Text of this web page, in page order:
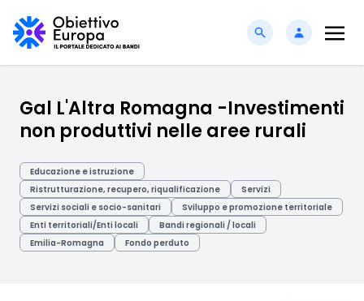
Gal L'Altra Romagna -Investimenti
non produttivi nelle aree rurali
Educazione e istruzione
Ristrutturazione, recupero, riqualificazione
Servizi
Servizi sociali e socio-sanitari
Sviluppo e promozione territoriale
Enti territoriali/Enti locali
Bandi regionali / locali
Emilia-Romagna
Fondo perduto